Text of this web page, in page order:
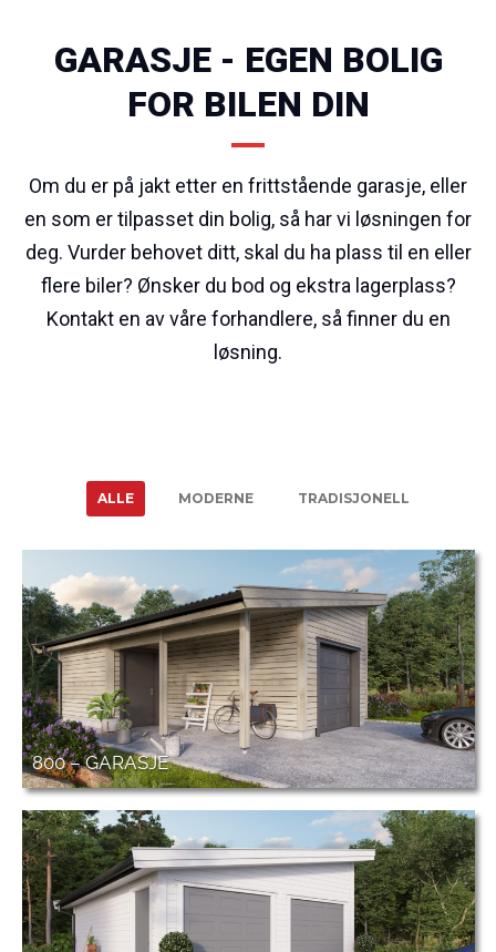
GARASJE - EGEN BOLIG
FOR BILEN DIN
Om du er på jakt etter en frittstående garasje, eller
en som er tilpasset din bolig, så har vi løsningen for
deg. Vurder behovet ditt, skal du ha plass til en eller
flere biler? Ønsker du bod og ekstra lagerplass?
Kontakt en av våre forhandlere, så finner du en
løsning.
ALLE MODERNE TRADISJONELL
800 – GARASJE